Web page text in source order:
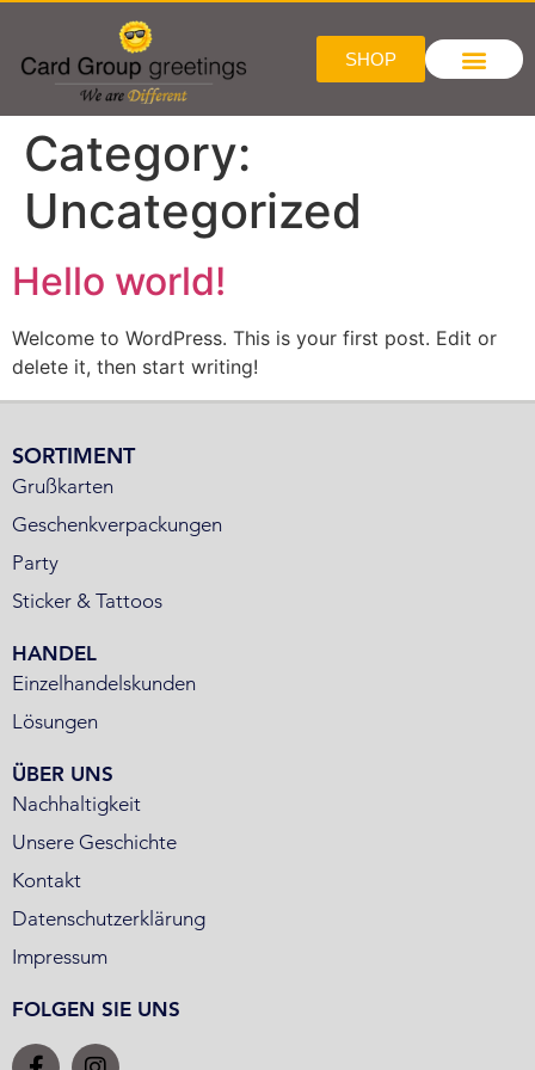
SHOP
Category:
Uncategorized
Hello world!
Welcome to WordPress. This is your first post. Edit or
delete it, then start writing!
SORTIMENT
Grußkarten
Geschenkverpackungen
Party
Sticker & Tattoos
HANDEL
Einzelhandelskunden
Lösungen
ÜBER UNS
Nachhaltigkeit
Unsere Geschichte
Kontakt
Datenschutzerklärung
Impressum
FOLGEN SIE UNS